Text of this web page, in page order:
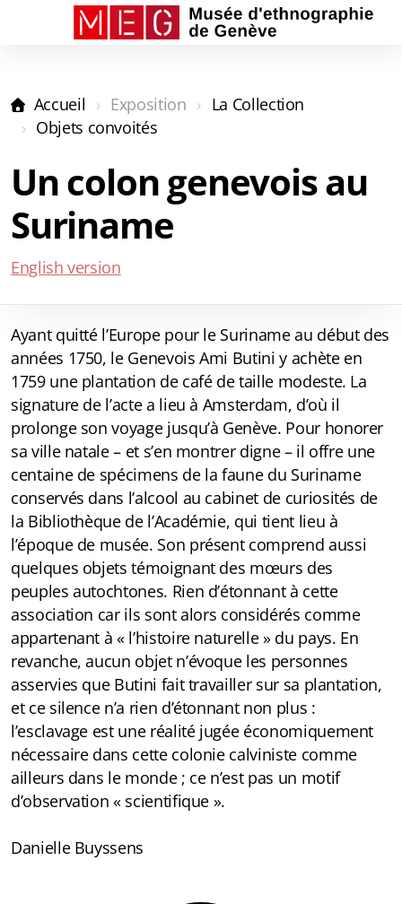
Accueil Exposition
La Collection
Objets convoités
Un colon genevois au
Suriname
English version
Ayant quitté l’Europe pour le Suriname au début des
années 1750, le Genevois Ami Butini y achète en
1759 une plantation de café de taille modeste. La
signature de l’acte a lieu à Amsterdam, d’où il
prolonge son voyage jusqu’à Genève. Pour honorer
sa ville natale – et s’en montrer digne – il offre une
centaine de spécimens de la faune du Suriname
conservés dans l’alcool au cabinet de curiosités de
la Bibliothèque de l’Académie, qui tient lieu à
l’époque de musée. Son présent comprend aussi
quelques objets témoignant des mœurs des
peuples autochtones. Rien d’étonnant à cette
association car ils sont alors considérés comme
appartenant à « l’histoire naturelle » du pays. En
revanche, aucun objet n’évoque les personnes
asservies que Butini fait travailler sur sa plantation,
et ce silence n’a rien d’étonnant non plus :
l’esclavage est une réalité jugée économiquement
nécessaire dans cette colonie calviniste comme
ailleurs dans le monde ; ce n’est pas un motif
d’observation « scientifique ».
Danielle Buyssens
La Collection
Les Capsules
Audioguides